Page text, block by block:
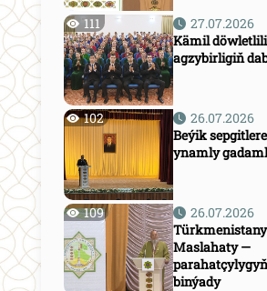
111
27.07.2026
Kämil
agzybirligiň
102
26.07.2026
Beýik
ynamly
109
26.07.2026
Maslahaty —
binýady